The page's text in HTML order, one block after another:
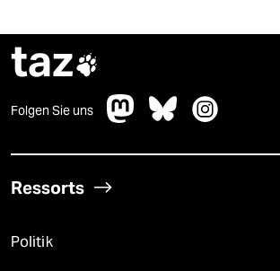
taz
Folgen Sie uns
Ressorts
Politik